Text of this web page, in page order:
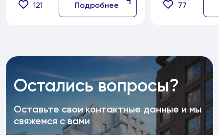
121
Подробнее 77
Остались вопросы?
Оставьте свои контактные данные и мы
свяжемся с вами